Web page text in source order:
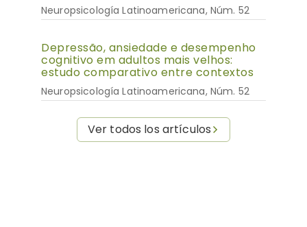
Neuropsicología Latinoamericana, Núm. 52
Depressão, ansiedade e desempenho
cognitivo em adultos mais velhos:
estudo comparativo entre contextos
Neuropsicología Latinoamericana, Núm. 52
Ver todos los artículos